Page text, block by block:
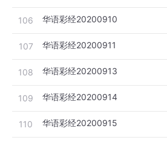
106 华语彩经20200910
107 华语彩经20200911
108 华语彩经20200913
109 华语彩经20200914
110 华语彩经20200915